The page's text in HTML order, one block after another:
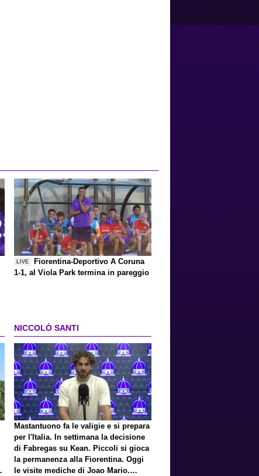
LIVE
Fiorentina-Deportivo A Coruna
1-1, al Viola Park termina in pareggio
NICCOLÒ SANTI
Mastantuono fa le valigie e si prepara
per l'Italia. In settimana la decisione
di Fabregas su Kean. Piccoli si gioca
la permanenza alla Fiorentina. Oggi
le visite mediche di Joao Mario.